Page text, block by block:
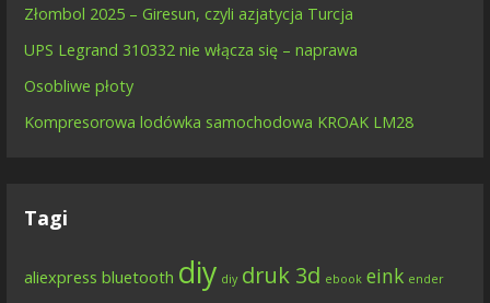
Złombol 2025 – Giresun, czyli azjatycja Turcja
UPS Legrand 310332 nie włącza się – naprawa
Osobliwe płoty
Kompresorowa lodówka samochodowa KROAK LM28
Tagi
aliexpress bluetooth diy diy druk 3d ebook eink ender